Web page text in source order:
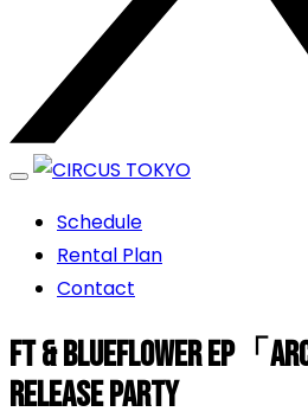
CIRCUS TOKYO
エンターテイメントスペース
Schedule
Rental Plan
Contact
FT & BLUEFLOWER EP「
Release Party